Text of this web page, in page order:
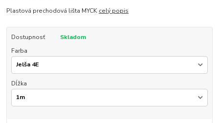
Plastová prechodová lišta MYCK celý popis
Dostupnosť
Skladom
Farba
Dĺžka